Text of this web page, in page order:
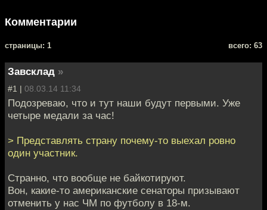
Комментарии
cтраницы: 1 всего: 63
Завсклад »
#1 | 08.03.14 11:34
Подозреваю, что и тут наши будут первыми. Уже
четыре медали за час!
> Представлять страну почему-то выехал ровно
один участник.
Cтранно, что вообще не байкотируют.
Вон, какие-то американские сенаторы призывают
отменить у нас ЧМ по футболу в 18-м.